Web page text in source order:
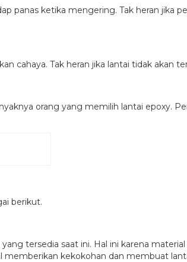
panas ketika mengering. Tak heran jika
cahaya. Tak heran jika lantai tidak akan
orang yang memilih lantai epoxy.
berikut.
tersedia saat ini. Hal ini karena
memberikan kekokohan dan membuat